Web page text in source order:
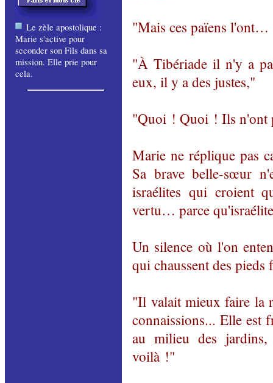
Le zèle apostolique :
Marie s'active pour
seconder son Fils dans sa
mission. Elle prie pour
cela.
"Mais ces païens
"À Tibériade il n'y a
eux, il y a des justes,"
"Quoi ! Quoi ! Ils
Marie ne réplique pas
Sa brave belle-sœur
israélites qui croient
vertu… parce
Un silence où l'on
qui chaussent des pieds
"Il valait mieux faire la
connaissions... Elle est
au milieu des jardins,
voilà !"